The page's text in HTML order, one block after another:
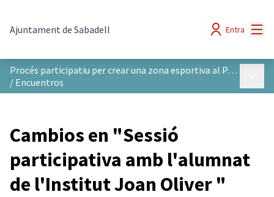
Ajuntament de Sabadell Entra
Procés participatiu per crear una zona esportiva al Parc del Nord
/ Encuentros
Cambios en "Sessió
participativa amb l'alumnat
de l'Institut Joan Oliver "